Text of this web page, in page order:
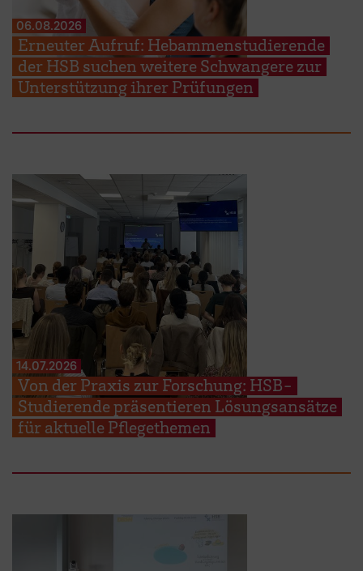
06.08.2026
Erneuter Aufruf: Hebammenstudierende
der HSB suchen weitere Schwangere zur
Unterstützung ihrer Prüfungen
14.07.2026
Von der Praxis zur Forschung: HSB-
Studierende präsentieren Lösungsansätze
für aktuelle Pflegethemen